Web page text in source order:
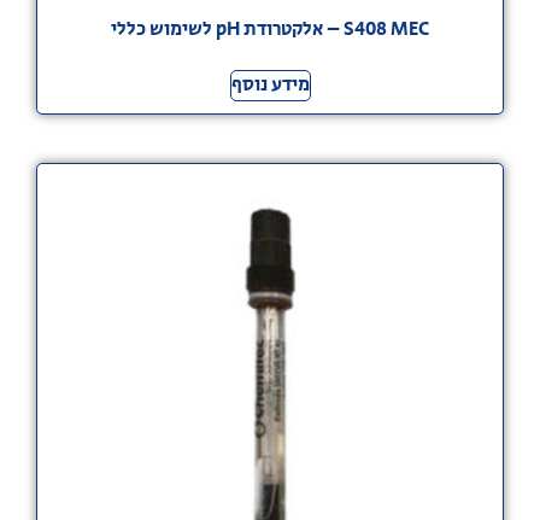
S408 MEC – אלקטרודת pH לשימוש כללי
מידע נוסף